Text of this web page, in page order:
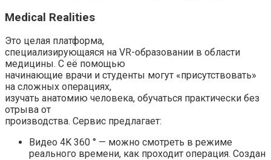
Medical Realities
Это целая платформа,
специализирующаяся на VR-образовании в области
медицины. С её помощью
начинающие врачи и студенты могут «присутствовать»
на сложных операциях,
изучать анатомию человека, обучаться практически без
отрыва от
производства. Сервис предлагает:
Видео 4K 360 ° — можно смотреть в режиме
реального времени, как проходит операция. Создан